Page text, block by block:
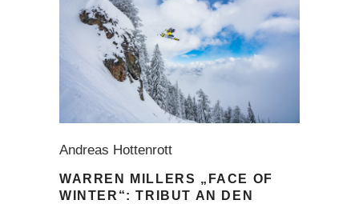
Andreas Hottenrott
WARREN MILLERS „FACE OF
WINTER“: TRIBUT AN DEN